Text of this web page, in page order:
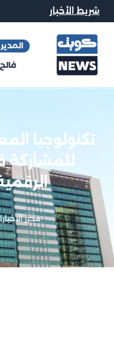
شريط الأخبار
تكنولوجيا
للمشاركة
محرر الاخبار|